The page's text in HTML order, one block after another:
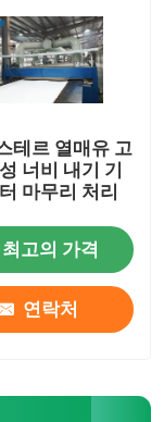
테르 열매유 고
너비 내기 기
마무리 처리
최고의 가격
연락처